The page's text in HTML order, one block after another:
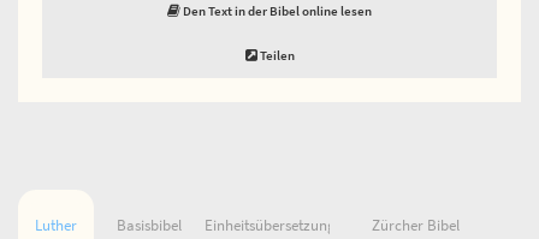
Den Text in der Bibel online lesen
Teilen
Luther Basisbibel Einheitsübersetzung Zürcher Bibel